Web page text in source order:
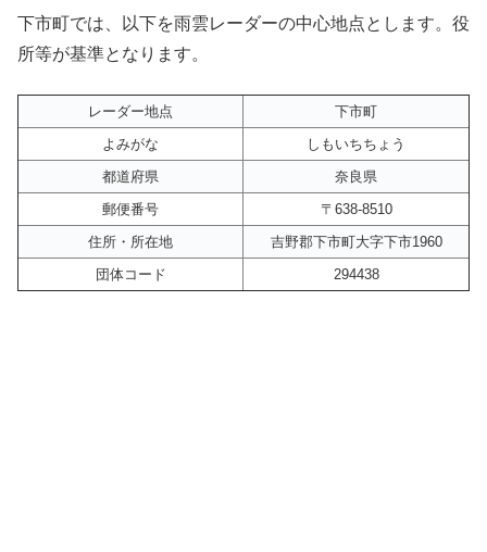
下市町では、以下を雨雲レーダーの中心地点とします。役
所等が基準となります。
レーダー地点
下市町
よみがな
しもいちちょう
都道府県
奈良県
郵便番号
〒638-8510
住所・所在地
吉野郡下市町大字下市1960
団体コード
294438